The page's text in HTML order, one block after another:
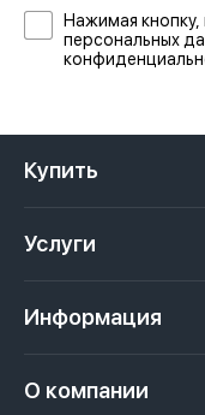
Нажимая
персональных
Купить
Апартаменты в
Пентхаус в Дубае
Услуги
Сдать
Информация
О компании